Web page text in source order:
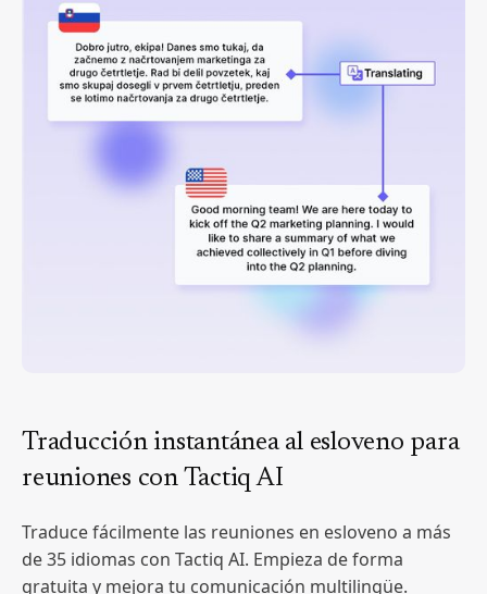
Traducción instantánea al esloveno para
reuniones con Tactiq AI
Traduce fácilmente las reuniones en esloveno a más
de 35 idiomas con Tactiq AI. Empieza de forma
gratuita y mejora tu comunicación multilingüe.